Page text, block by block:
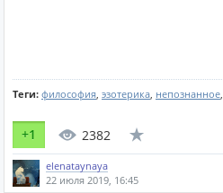
Теги: философия, эзотерика, непознанное,
+1 2382
elenataynaya
22 июля 2019, 16:45